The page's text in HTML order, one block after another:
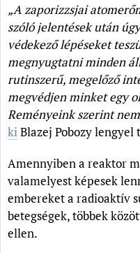
„A zaporizzsjai
szóló jelentések után
védekező lépéseket
megnyugtatni minden
rutinszerű, megelőző
megvédjen minket egy
Reményeink szerint
kiBlazej Pobozy lengyel
Amennyiben a reaktor
valamelyest képesek
embereket a radioaktív
betegségek, többek
ellen.